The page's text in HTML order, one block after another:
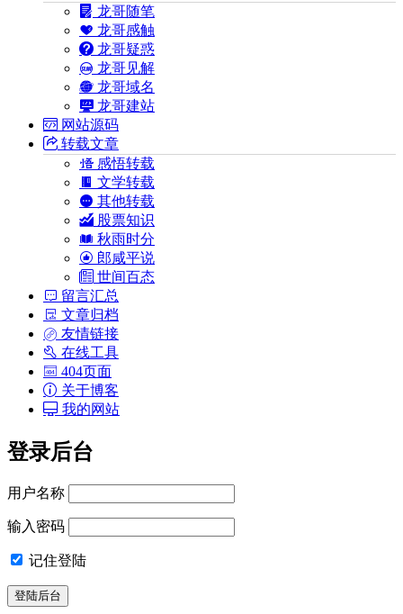
龙哥随笔
龙哥感触
龙哥疑惑
龙哥见解
龙哥域名
龙哥建站
网站源码
转载文章
感悟转载
文学转载
其他转载
股票知识
秋雨时分
郎咸平说
世间百态
留言汇总
文章归档
友情链接
在线工具
404页面
关于博客
我的网站
登录后台
用户名称
输入密码
记住登陆